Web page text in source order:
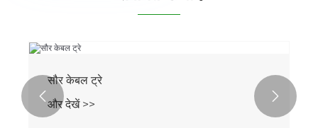
सौर केबल ट्रे
और देखें >>
 